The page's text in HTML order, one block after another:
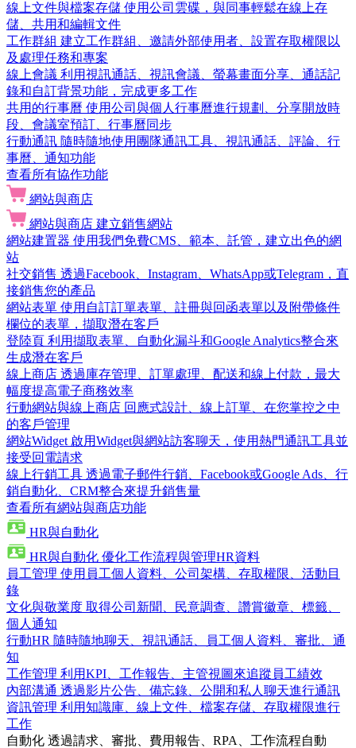
線上文件與檔案存儲 使用公司雲碟，與同事輕鬆在線上存
儲、共用和編輯文件
工作群組 建立工作群組、邀請外部使用者、設置存取權限以
及處理任務和專案
線上會議 利用視訊通話、視訊會議、螢幕畫面分享、通話記
錄和自訂背景功能，完成更多工作
共用的行事曆 使用公司與個人行事曆進行規劃、分享開放時
段、會議室預訂、行事曆同步
行動通訊 隨時隨地使用團隊通訊工具、視訊通話、評論、行
事曆、通知功能
查看所有協作功能
網站與商店
網站與商店 建立銷售網站
網站建置器 使用我們免費CMS、範本、託管，建立出色的網
站
社交銷售 透過Facebook、Instagram、WhatsApp或Telegram，直
接銷售您的產品
網站表單 使用自訂訂單表單、註冊與回函表單以及附帶條件
欄位的表單，擷取潛在客戶
登陸頁 利用擷取表單、自動化漏斗和Google Analytics整合來
生成潛在客戶
線上商店 透過庫存管理、訂單處理、配送和線上付款，最大
幅度提高電子商務效率
行動網站與線上商店 回應式設計、線上訂單、在您掌控之中
的客戶管理
網站Widget 啟用Widget與網站訪客聊天，使用熱門通訊工具並
接受回電請求
線上行銷工具 透過電子郵件行銷、Facebook或Google Ads、行
銷自動化、CRM整合來提升銷售量
查看所有網站與商店功能
HR與自動化
HR與自動化 優化工作流程與管理HR資料
員工管理 使用員工個人資料、公司架構、存取權限、活動目
錄
文化與敬業度 取得公司新聞、民意調查、讚賞徽章、標籤、
個人通知
行動HR 隨時隨地聊天、視訊通話、員工個人資料、審批、通
知
工作管理 利用KPI、工作報告、主管視圖來追蹤員工績效
內部溝通 透過影片公告、備忘錄、公開和私人聊天進行通訊
資訊管理 利用知識庫、線上文件、檔案存儲、存取權限進行
工作
自動化 透過請求、審批、費用報告、RPA、工作流程自動